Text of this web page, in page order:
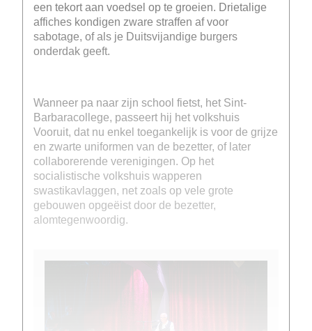
een tekort aan voedsel op te groeien. Drietalige
affiches kondigen zware straffen af voor
sabotage, of als je Duitsvijandige burgers
onderdak geeft.
Wanneer pa naar zijn school fietst, het Sint-
Barbaracollege, passeert hij het volkshuis
Vooruit, dat nu enkel toegankelijk is voor de grijze
en zwarte uniformen van de bezetter, of later
collaborerende verenigingen. Op het
socialistische volkshuis wapperen
swastikavlaggen, net zoals op vele grote
gebouwen opgeëist door de bezetter,
alomtegenwoordig.